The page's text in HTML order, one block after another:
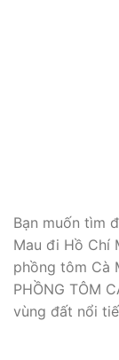
Bạn muốn tìm
Mau đi Hồ Chí
phồng tôm Cà
PHỒNG TÔM
vùng đất nổi